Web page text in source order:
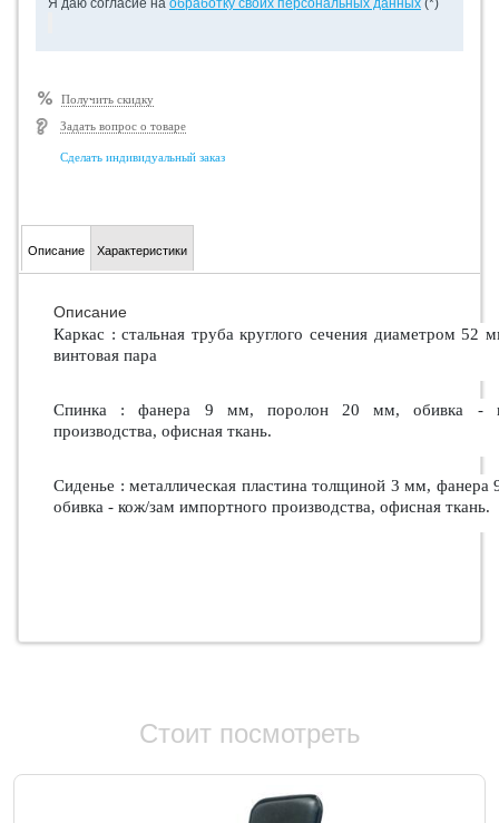
Я даю согласие на обработку своих персональных данных (*)
Получить скидку
Задать вопрос о товаре
Сделать индивидуальный заказ
Описание Характеристики
Описание
Каркас : стальная труба круглого сечения диаметром 52
винтовая пара
Спинка : фанера 9 мм, поролон 20 мм, обивка -
производства, офисная ткань.
Сиденье : металлическая пластина толщиной 3 мм,
обивка - кож/зам импортного производства, офисная ткань.
Стоит посмотреть